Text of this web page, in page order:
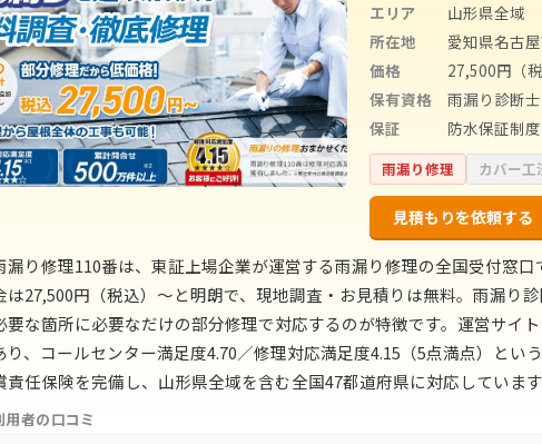
エリア
山形県全域
所在地
愛知県名古
価格
27,500円（
保有資格
雨漏り診断
保証
防水保証制度
雨漏り修理 カバー工
見積もりを依頼する
漏り修理110番は、東証上場企業が運営する雨漏り修理の全国受付窓
は27,500円（税込）〜と明朗で、現地調査・お見積りは無料。雨漏り
要な箇所に必要なだけの部分修理で対応するのが特徴です。運営サイ
り、コールセンター満足度4.70／修理対応満足度4.15（5点満点）とい
責任保険を完備し、山形県全域を含む全国47都道府県に対応しています
用者の口コミ